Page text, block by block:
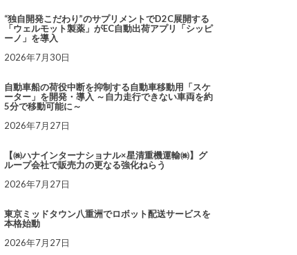
“独自開発こだわり”のサプリメントでD2C展開する
「ウェルモット製薬」がEC自動出荷アプリ「シッピ
ーノ」を導入
2026年7月30日
自動車船の荷役中断を抑制する自動車移動用「スケ
ーター」を開発・導入 ～自力走行できない車両を約
5分で移動可能に～
2026年7月27日
【㈱ハナインターナショナル×星清重機運輸㈱】グ
ループ会社で販売力の更なる強化ねらう
2026年7月27日
東京ミッドタウン八重洲でロボット配送サービスを
本格始動
2026年7月27日